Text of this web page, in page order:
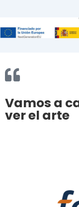
Vamos a
ver el arte